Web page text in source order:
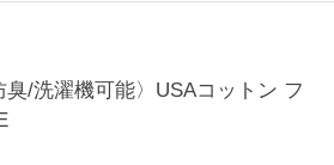
/洗濯機可能〉USAコットン フ